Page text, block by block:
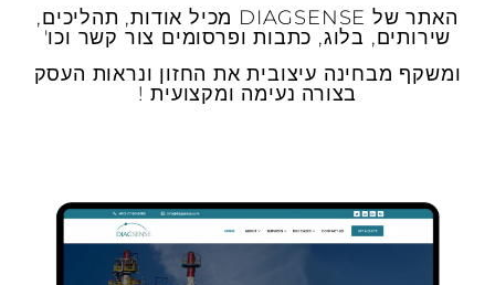
האתר של DIAGSENSE מכיל אודות, תהליכים,
שירותים, בלוג, כתבות ופרסומים צור קשר וכו'
ומשקף מבחינה עיצובית את החזון ונראות העסק
בצורה נעימה ומקצועית !